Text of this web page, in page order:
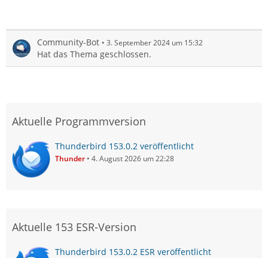
Community-Bot 3. September 2024 um 15:32
Hat das Thema geschlossen.
Aktuelle Programmversion
Thunderbird 153.0.2 veröffentlicht
Thunder 4. August 2026 um 22:28
Aktuelle 153 ESR-Version
Thunderbird 153.0.2 ESR veröffentlicht